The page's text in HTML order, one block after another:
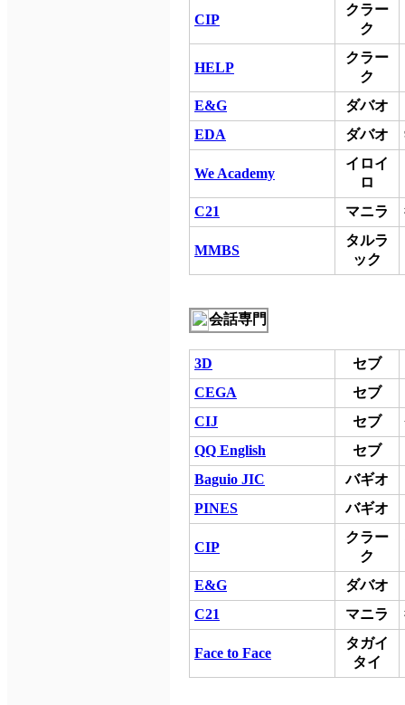
CIP
クラー
ク
HELP
クラー
ク
E&G ダバオ
EDA
ダバオ
We Academy
イロイ
ロ
C21 マニラ
MMBS
タルラ
ック
会話専門
3D セブ
CEGA
セブ
CIJ
セブ
QQ English
セブ
Baguio JIC
バギオ
PINES
バギオ
CIP
クラー
ク
E&G
ダバオ
C21
マニラ
Face to Face
タガイ
タイ